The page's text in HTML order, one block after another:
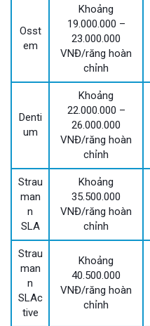
Osst
em
Khoảng
19.000.000 –
23.000.000
VNĐ/răng hoàn
chỉnh
Denti
um
Khoảng
22.000.000 –
26.000.000
VNĐ/răng hoàn
chỉnh
Strau
man
n
SLA
Khoảng
35.500.000
VNĐ/răng hoàn
chỉnh
Strau
man
n
SLAc
tive
Khoảng
40.500.000
VNĐ/răng hoàn
chỉnh